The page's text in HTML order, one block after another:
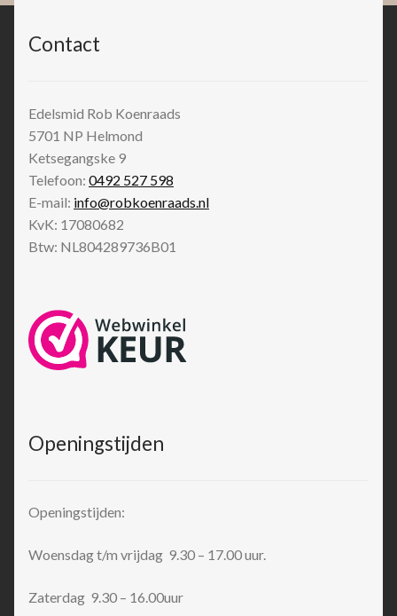
Contact
Edelsmid Rob Koenraads
5701 NP Helmond
Ketsegangske 9
Telefoon: 0492 527 598
E-mail: info@robkoenraads.nl
KvK: 17080682
Btw: NL804289736B01
Openingstijden
Openingstijden:
Woensdag t/m vrijdag 9.30 – 17.00 uur.
Zaterdag 9.30 – 16.00uur